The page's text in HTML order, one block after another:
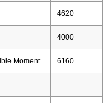
4620
4000
Moment 6160